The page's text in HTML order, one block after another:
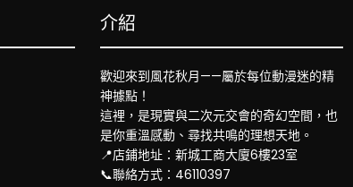
介紹
歡迎來到風花秋月——屬於每位動漫迷的精
神據點！
這裡，是現實與二次元交會的奇幻空間，也
是你重溫感動、尋找共鳴的理想天地。
📍店鋪地址：新城工商大廈6樓23室
📞聯絡方式：46110397